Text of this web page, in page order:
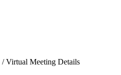
/ Virtual Meeting Details